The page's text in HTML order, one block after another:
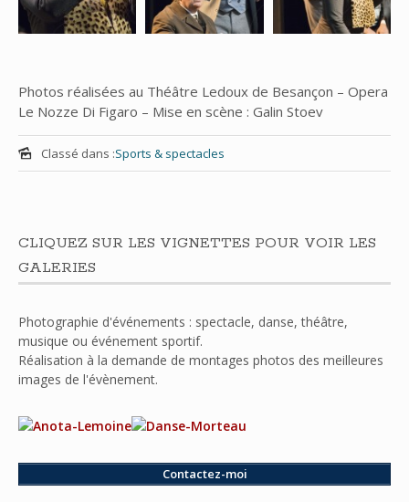
Photos réalisées au Théâtre Ledoux de Besançon – Opera
Le Nozze Di Figaro – Mise en scène : Galin Stoev
Classé dans :Sports & spectacles
CLIQUEZ SUR LES VIGNETTES POUR VOIR LES
GALERIES
Photographie d'événements : spectacle, danse, théâtre,
musique ou événement sportif.
Réalisation à la demande de montages photos des meilleures
images de l'évènement.
Contactez-moi